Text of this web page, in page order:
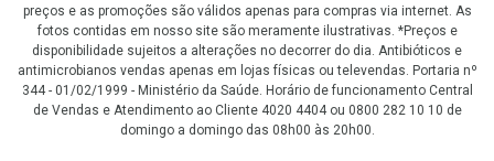
preços e as promoções são válidos apenas para compras via internet. As
fotos contidas em nosso site são meramente ilustrativas. *Preços e
disponibilidade sujeitos a alterações no decorrer do dia. Antibióticos e
antimicrobianos vendas apenas em lojas físicas ou televendas. Portaria nº
344 - 01/02/1999 - Ministério da Saúde. Horário de funcionamento Central
de Vendas e Atendimento ao Cliente 4020 4404 ou 0800 282 10 10 de
domingo a domingo das 08h00 às 20h00.